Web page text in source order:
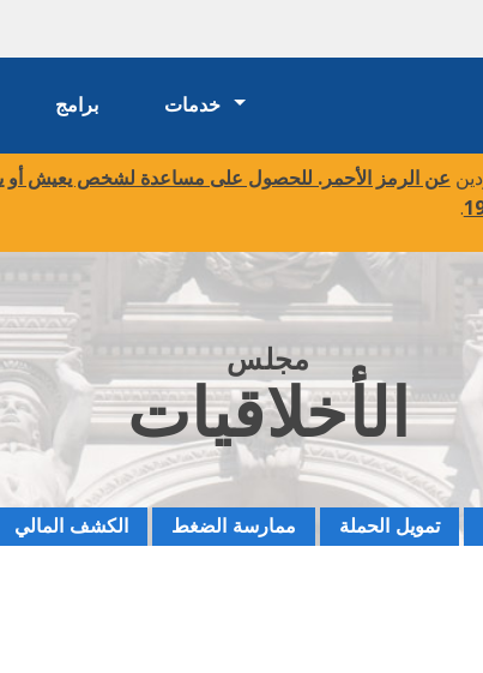
خدمات برامج
عن الرمز الأحمر. للحصول على مساعدة لشخص يعيش أو
.
مجلس
الأخلاقيات
تمويل الحملة ممارسة الضغط الكشف المالي